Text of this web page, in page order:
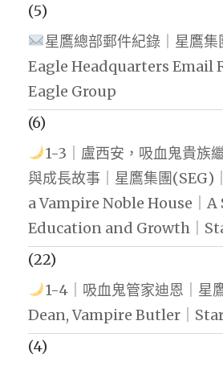
(5)
星鷹總部郵件紀錄｜星鷹
Eagle Headquarters Email
Eagle Group
(6)
1-3｜盧西安，吸血鬼貴族
與成長故事｜星鷹集團
a Vampire Noble House｜
Education and Growth｜
(22)
1-4｜吸血鬼管家迪恩｜星
Dean, Vampire Butler｜
(4)